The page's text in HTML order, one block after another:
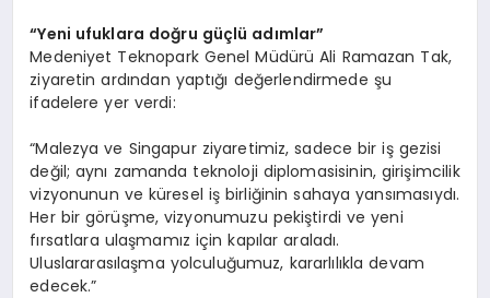
“Yeni ufuklara doğru güçlü adımlar”
Medeniyet Teknopark Genel Müdürü Ali Ramazan Tak,
ziyaretin ardından yaptığı değerlendirmede şu
ifadelere yer verdi:
“Malezya ve Singapur ziyaretimiz, sadece bir iş gezisi
değil; aynı zamanda teknoloji diplomasisinin, girişimcilik
vizyonunun ve küresel iş birliğinin sahaya yansımasıydı.
Her bir görüşme, vizyonumuzu pekiştirdi ve yeni
fırsatlara ulaşmamız için kapılar araladı.
Uluslararasılaşma yolculuğumuz, kararlılıkla devam
edecek.”